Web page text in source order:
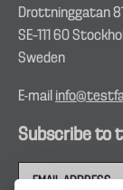
Drottninggatan
SE–111 60
Sweden
E-mail
Subscribe to